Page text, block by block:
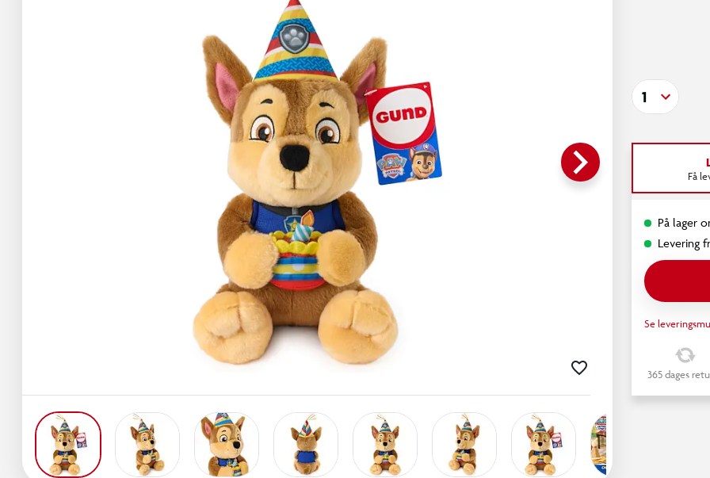
keyboard_arrow_right
1
Få
På lager
Levering
Se
365 dages